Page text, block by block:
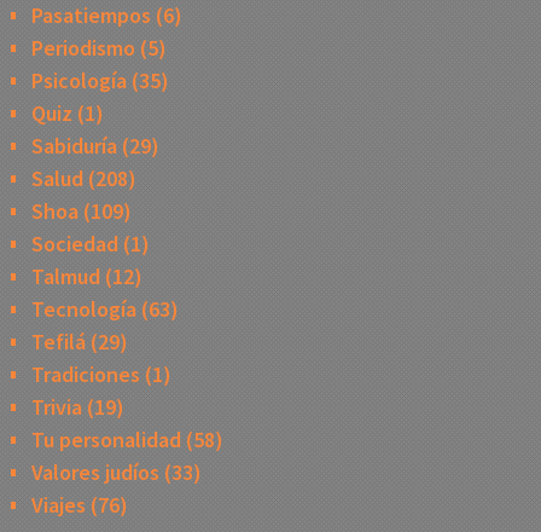
Pasatiempos (6)
Periodismo (5)
Psicología(35)
Quiz (1)
Sabiduría(29)
Salud (208)
Shoa(109)
Sociedad(1)
Talmud (12)
Tecnología(63)
Tefilá(29)
Tradiciones (1)
Trivia(19)
Tu personalidad(58)
Valores judíos (33)
Viajes (76)